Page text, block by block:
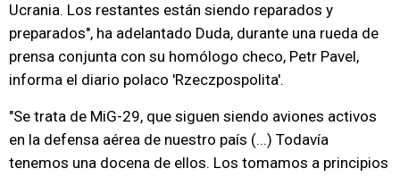
Ucrania. Los restantes están siendo reparados y
preparados", ha adelantado Duda, durante una rueda de
prensa conjunta con su homólogo checo, Petr Pavel,
informa el diario polaco 'Rzeczpospolita'.
"Se trata de MiG-29, que siguen siendo aviones activos
en la defensa aérea de nuestro país (...) Todavía
tenemos una docena de ellos. Los tomamos a principios